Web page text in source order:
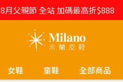
8月父親節 全站 加碼最高折$888
女鞋 童鞋 全部商品